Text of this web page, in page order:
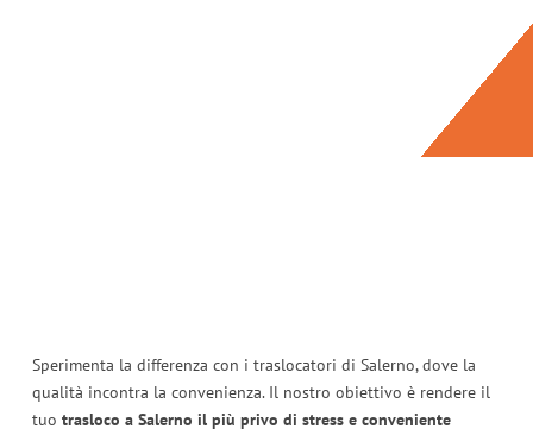
Sperimenta la differenza con i traslocatori di Salerno, dove la
qualità incontra la convenienza. Il nostro obiettivo è rendere il
tuo trasloco a Salerno il più privo di stress e conveniente